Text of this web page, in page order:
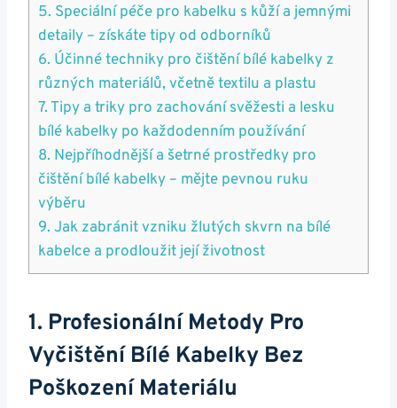
5. Speciální péče pro⁢ kabelku s kůží a jemnými
detaily – získáte tipy od odborníků
6. Účinné techniky pro čištění bílé kabelky z
různých materiálů, včetně textilu a plastu
7. Tipy a ​triky pro zachování svěžesti a ​lesku⁢
bílé kabelky po každodenním používání
8. ‌Nejpříhodnější a⁢ šetrné prostředky pro
čištění bílé​ kabelky – mějte pevnou ruku
výběru
9. Jak zabránit vzniku žlutých skvrn na bílé
kabelce​ a prodloužit její životnost
1. Profesionální Metody Pro
Vyčištění Bílé Kabelky Bez⁣
Poškození Materiálu